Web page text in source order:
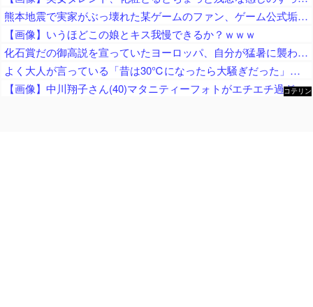
熊本地震で実家がぶっ壊れた某ゲームのファン、ゲーム公式垢が投稿自粛を発表してしまうと……
【画像】いうほどこの娘とキス我慢できるか？ｗｗｗ
化石賞だの御高説を宣っていたヨーロッパ、自分が猛暑に襲われると為すすべべもなくダメージを受けてしまい……
よく大人が言っている「昔は30℃になったら大騒ぎだった」、過去の統計データから真実かどうか検証した結果……
【画像】中川翔子さん(40)マタニティーフォトがエチエチ過ぎるｗｗｗｗｗｗｗｗ
コテリン